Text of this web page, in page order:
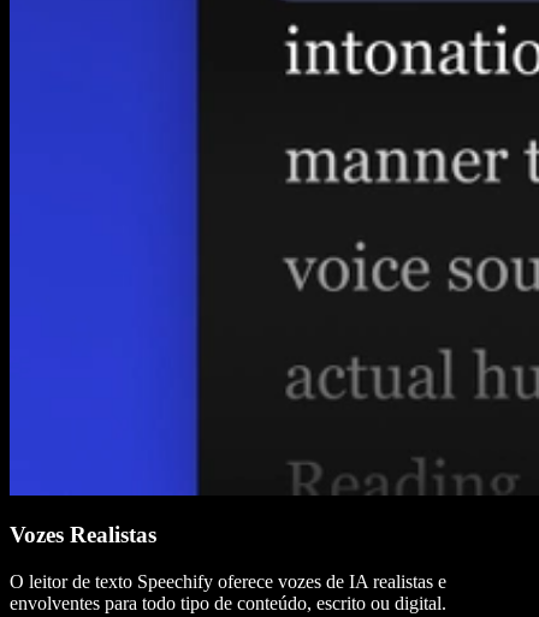
Vozes Realistas
O leitor de texto Speechify oferece vozes de IA realistas e
envolventes para todo tipo de conteúdo, escrito ou digital.